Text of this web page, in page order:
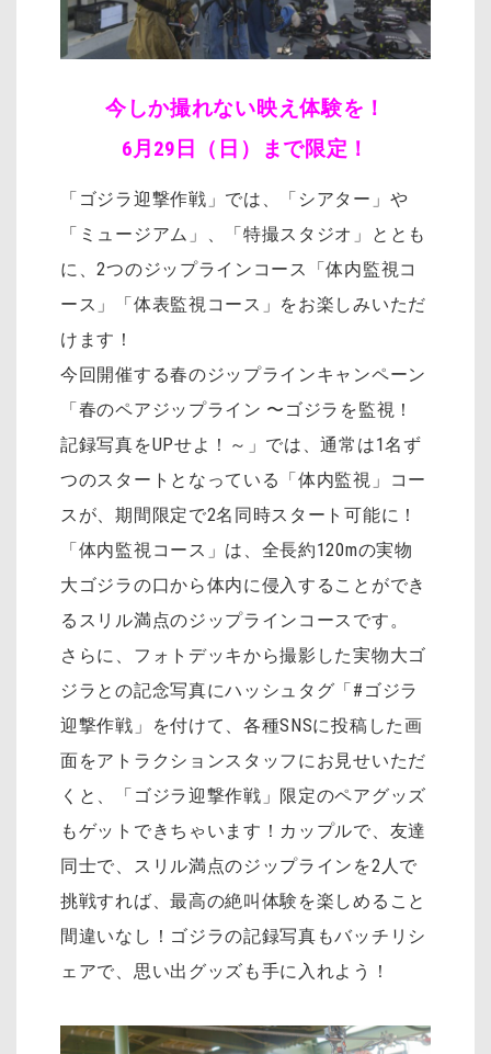
今しか撮れない映え体験を！
6月29日（日）まで限定！
「ゴジラ迎撃作戦」では、「シアター」や
「ミュージアム」、「特撮スタジオ」ととも
に、2つのジップラインコース「体内監視コ
ース」「体表監視コース」をお楽しみいただ
けます！
今回開催する春のジップラインキャンペーン
「春のペアジップライン 〜ゴジラを監視！
記録写真をUPせよ！～」では、通常は1名ず
つのスタートとなっている「体内監視」コー
スが、期間限定で2名同時スタート可能に！
「体内監視コース」は、全長約120mの実物
大ゴジラの口から体内に侵入することができ
るスリル満点のジップラインコースです。
さらに、フォトデッキから撮影した実物大ゴ
ジラとの記念写真にハッシュタグ「#ゴジラ
迎撃作戦」を付けて、各種SNSに投稿した画
面をアトラクションスタッフにお見せいただ
くと、「ゴジラ迎撃作戦」限定のペアグッズ
もゲットできちゃいます！カップルで、友達
同士で、スリル満点のジップラインを2人で
挑戦すれば、最高の絶叫体験を楽しめること
間違いなし！ゴジラの記録写真もバッチリシ
ェアで、思い出グッズも手に入れよう！